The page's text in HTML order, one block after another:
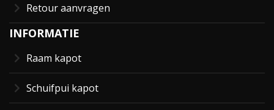
Retour aanvragen
INFORMATIE
Raam kapot
Schuifpui kapot